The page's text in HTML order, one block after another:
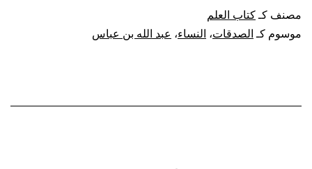
النساء
مصنف كـكتاب العلم
موسوم كـ الصدقات، النساء، عبد الله بن عباس